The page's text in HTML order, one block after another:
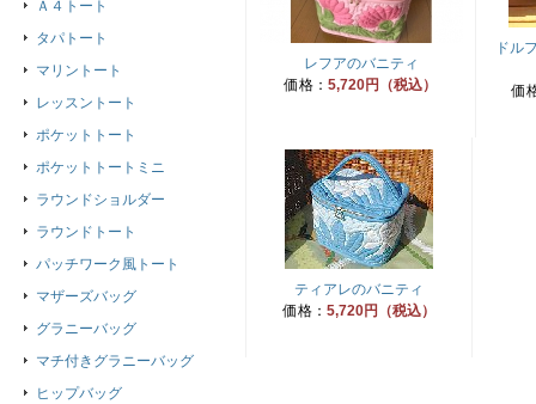
レフアのバニティ
価格： 5,720円（税込）
ドル
価
ティアレのバニティ
価格： 5,720円（税込）
Ａ４トート
タパトート
マリントート
レッスントート
ポケットトート
ポケットトートミニ
ラウンドショルダー
ラウンドトート
パッチワーク風トート
マザーズバッグ
グラニーバッグ
マチ付きグラニーバッグ
ヒップバッグ